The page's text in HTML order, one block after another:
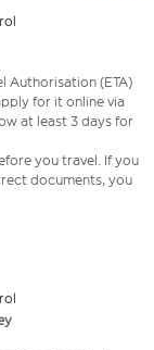
Authorisation (ETA)
for it online via
at least 3 days for
you travel. If you
documents, you